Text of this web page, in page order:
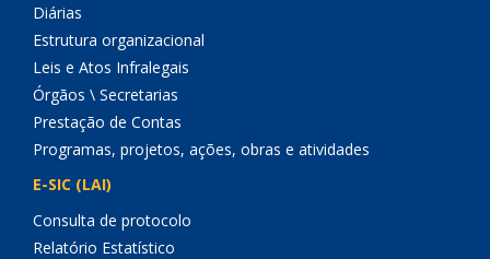
Diárias
Estrutura organizacional
Leis e Atos Infralegais
Órgãos \ Secretarias
Prestação de Contas
Programas, projetos, ações, obras e atividades
E-SIC (LAI)
Consulta de protocolo
Relatório Estatístico